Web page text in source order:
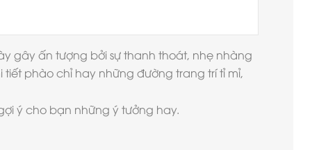
gây ấn tượng bởi sự thanh thoát, nhẹ nhàng
phào chỉ hay những đường trang trí tỉ mỉ,
ý cho bạn những ý tưởng hay.